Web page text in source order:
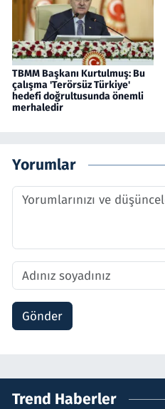
TBMM Başkanı Kurtulmuş: Bu
çalışma 'Terörsüz Türkiye'
hedefi doğrultusunda önemli
merhaledir
Yorumlar
Gönder
Trend Haberler